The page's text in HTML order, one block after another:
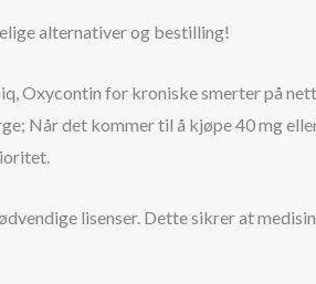
alternativer og bestilling!
Oxycontin for kroniske smerter på
Når det kommer til å kjøpe 40 mg
lisenser. Dette sikrer at